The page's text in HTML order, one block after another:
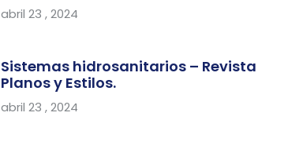
abril 23 , 2024
Sistemas hidrosanitarios – Revista
Planos y Estilos.
abril 23 , 2024